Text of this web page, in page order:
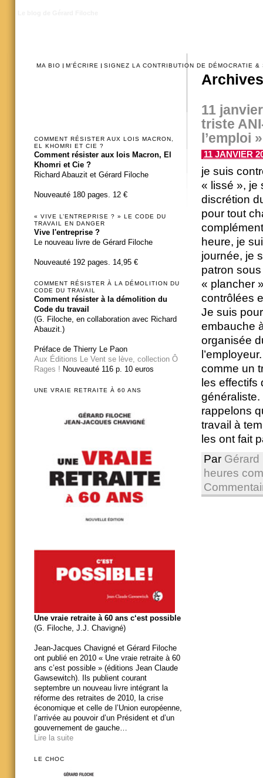
MA BIO M’ÉCRIRE SIGNEZ LA CONTRIBUTION DE DÉMOCRATIE &
11
triste
l’emploi »
11 JANVIER
je suis
« lissé », je
discrétion
pour tout
heure, je
journée, je
patron
« plancher
contrôlées
Je suis
embauche
organisée
comme un
les effectifs
généraliste.
rappelons
travail à
les ont fait
Par Gérard
heures
COMMENT RÉSISTER AUX LOIS MACRON,
EL KHOMRI ET CIE ?
Comment résister aux lois Macron, El
Khomri et Cie ?
Richard Abauzit et Gérard Filoche
Nouveauté 180 pages. 12 €
« VIVE L’ENTREPRISE ? » LE CODE DU
TRAVAIL EN DANGER
Vive l'entreprise ?
Le nouveau livre de Gérard Filoche
Nouveauté 192 pages. 14,95 €
COMMENT RÉSISTER À LA DÉMOLITION DU
CODE DU TRAVAIL
Comment résister à la démolition du
Code du travail
(G. Filoche, en collaboration avec Richard
Abauzit.)
Préface de Thierry Le Paon
Aux Éditions Le Vent se lève, collection Ô
Rages ! Nouveauté 116 p. 10 euros
UNE VRAIE RETRAITE À 60 ANS
Une vraie retraite à 60 ans c‘est possible
(G. Filoche, J.J. Chavigné)
Jean-Jacques Chavigné et Gérard Filoche
ont publié en 2010 « Une vraie retraite à 60
ans c’est possible » (éditions Jean Claude
Gawsewitch). Ils publient courant
septembre un nouveau livre intégrant la
réforme des retraites de 2010, la crise
économique et celle de l’Union européenne,
l’arrivée au pouvoir d’un Président et d’un
gouvernement de gauche…
Lire la suite
LE CHOC